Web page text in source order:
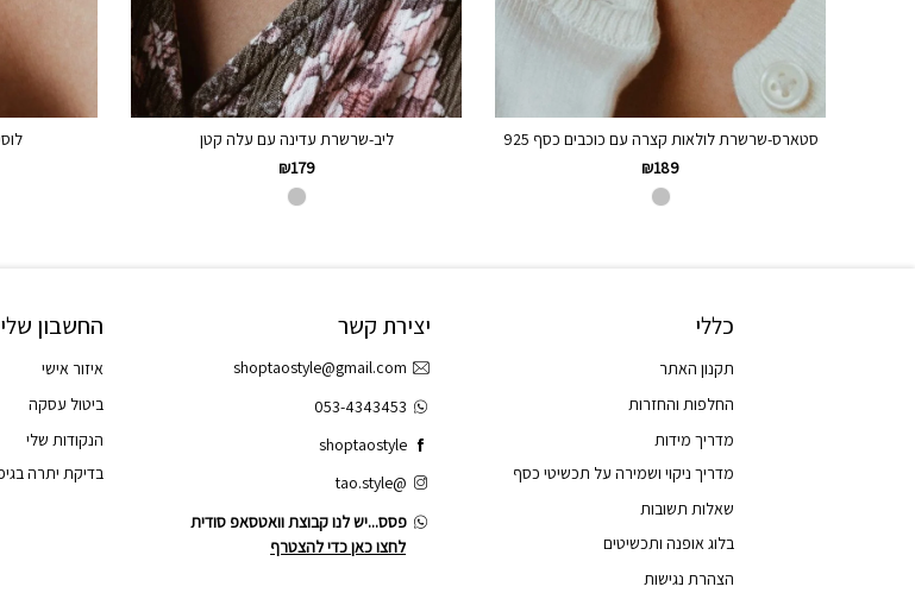
סטארס-שרשרת לולאות קצרה עם כוכבים כסף 925
₪189
ליב-שרשרת עדינה עם עלה קטן
₪179
כללי
תקנון האתר
החלפות והחזרות
מדריך מידות
מדריך ניקוי ושמירה על תכשיטי כסף
שאלות תשובות
בלוג אופנה ותכשיטים
הצהרת נגישות
החשבון שלי
איזור אישי
ביטול עסקה
הנקודות שלי
בדיקת יתרה
יצירת קשר
shoptaostyle@gmail.com
053-4343453
shoptaostyle
@tao.style
פסס...יש לנו קבוצת וואטסאפ סודית
לחצו כאן כדי להצטרף